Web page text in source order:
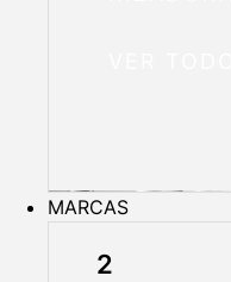
MARCAS
2